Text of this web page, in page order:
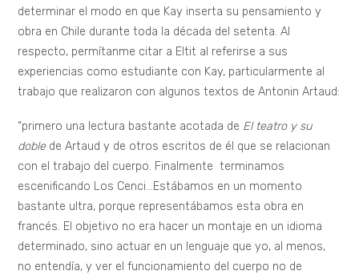
determinar el modo en que Kay inserta su pensamiento y
obra en Chile durante toda la década del setenta. Al
respecto, permítanme citar a Eltit al referirse a sus
experiencias como estudiante con Kay, particularmente al
trabajo que realizaron con algunos textos de Antonin Artaud:
“primero una lectura bastante acotada de El teatro y su
doblede Artaud y de otros escritos de él que se relacionan
con el trabajo del cuerpo. Finalmente terminamos
escenificando Los Cenci…Estábamos en un momento
bastante ultra, porque representábamos esta obra en
francés. El objetivo no era hacer un montaje en un idioma
determinado, sino actuar en un lenguaje que yo, al menos,
no entendía, y ver el funcionamiento del cuerpo no de